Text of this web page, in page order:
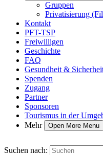
Gruppen
Privatisierung
Kontakt
PFT-TSP
Freiwilligen
Geschichte
FAQ
Gesundheit &
Spenden
Zugang
Partner
Sponsoren
Tourismus in der
Mehr
Open More Menu
Suchen nach: